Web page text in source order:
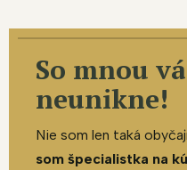
So mnou
neunikne!
Nie som len taká
som špecialistka na